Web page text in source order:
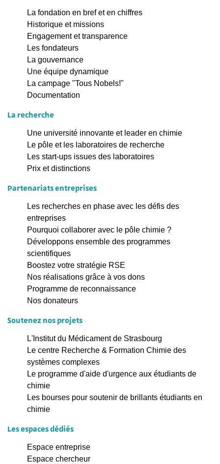
La fondation en bref et en chiffres
Historique et missions
Engagement et transparence
Les fondateurs
La gouvernance
Une équipe dynamique
La campage "Tous Nobels!"
Documentation
La recherche
Une université innovante et leader en chimie
Le pôle et les laboratoires de recherche
Les start-ups issues des laboratoires
Prix et distinctions
Partenariats entreprises
Les recherches en phase avec les défis des
entreprises
Pourquoi collaborer avec le pôle chimie ?
Développons ensemble des programmes
scientifiques
Boostez votre stratégie RSE
Nos réalisations grâce à vos dons
Programme de reconnaissance
Nos donateurs
Soutenez nos projets
L'Institut du Médicament de Strasbourg
Le centre Recherche & Formation Chimie des
systèmes complexes
Le programme d'aide d'urgence aux étudiants de
chimie
Les bourses pour soutenir de brillants étudiants en
chimie
Les espaces dédiés
Espace entreprise
Espace chercheur